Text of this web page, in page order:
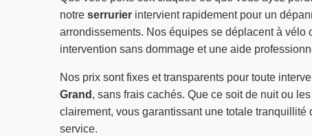
notre serrurier intervient rapidement pour un
arrondissements. Nos équipes se déplacent à vélo
intervention sans dommage et une aide
Nos prix sont fixes et transparents pour toute
Grand , sans frais cachés. Que ce soit de nuit ou
clairement, vous garantissant une totale tranquillité
service.